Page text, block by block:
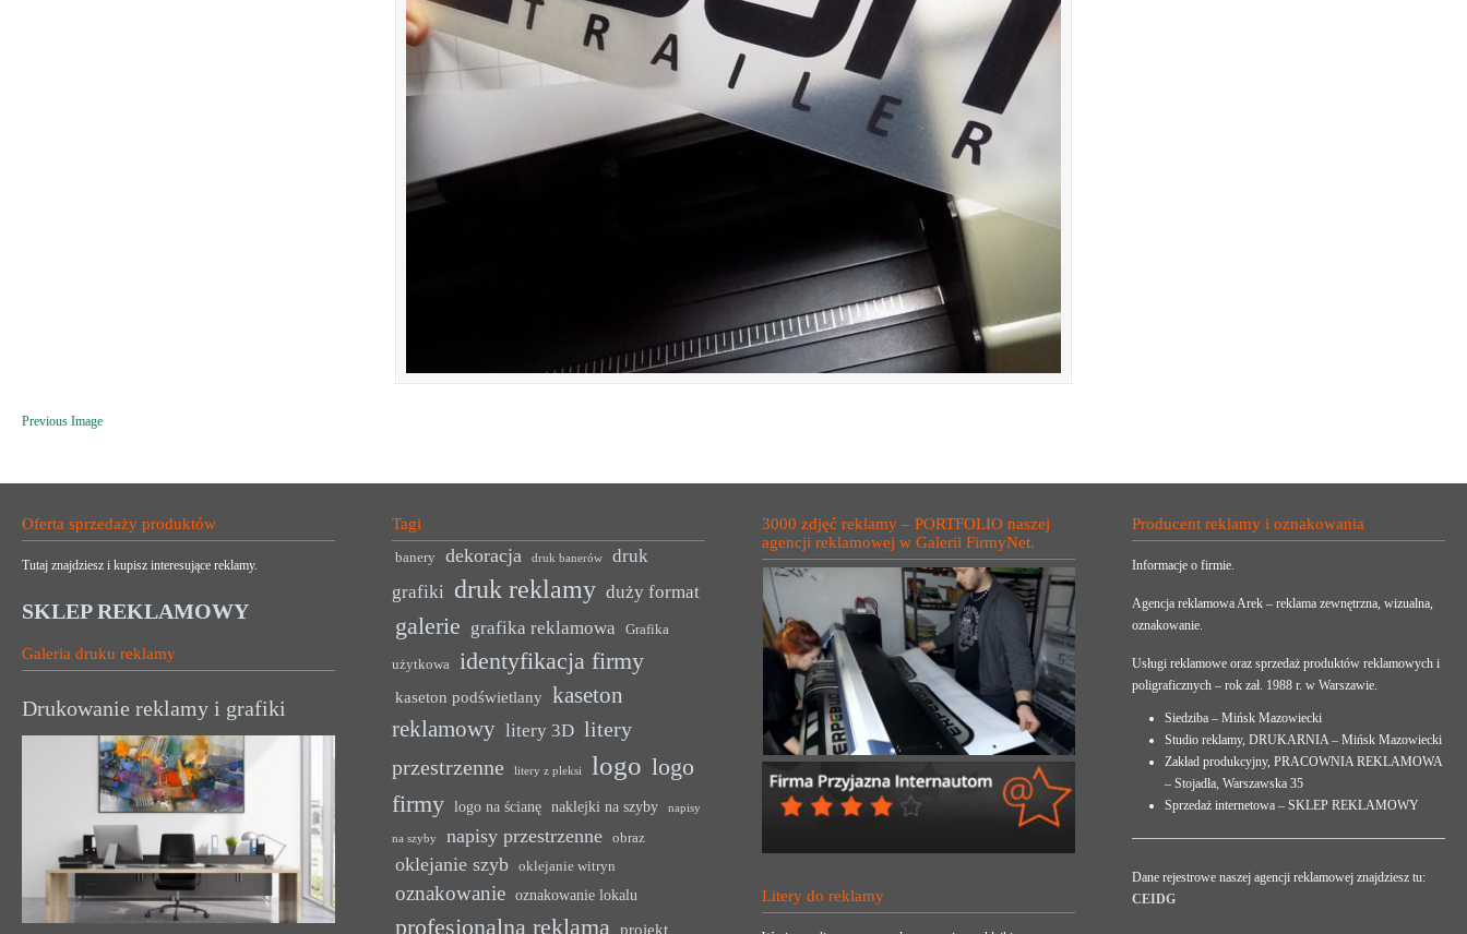
Previous Image
Oferta sprzedaży produktów
Tutaj znajdziesz i kupisz interesujące reklamy.
SKLEP REKLAMOWY
Galeria druku reklamy
Drukowanie reklamy i grafiki
Tagi
banery dekoracja druk banerów
druk
grafiki druk reklamy duży format
galerie grafika reklamowa Grafika
użytkowa identyfikacja firmy
kaseton podświetlany kaseton
reklamowy litery 3D litery
przestrzenne
litery z pleksi logo logo
firmy
logo na ścianę naklejki na szyby napisy
na szyby napisy przestrzenne obraz
oklejanie szyb oklejanie witryn
oznakowanie oznakowanie lokalu
profesjonalna reklama projekt
3000 zdjęć reklamy – PORTFOLIO naszej
agencji reklamowej w Galerii FirmyNet.
Litery do reklamy
Producent reklamy i oznakowania
Informacje o firmie.
Agencja reklamowa Arek – reklama zewnętrzna, wizualna,
oznakowanie.
Usługi reklamowe oraz sprzedaż produktów reklamowych i
poligraficznych – rok zał. 1988 r. w Warszawie.
Siedziba – Mińsk Mazowiecki
Studio reklamy, DRUKARNIA – Mińsk Mazowiecki
Zakład produkcyjny, PRACOWNIA REKLAMOWA
– Stojadła, Warszawska 35
Sprzedaż internetowa – SKLEP REKLAMOWY
Dane rejestrowe naszej agencji reklamowej znajdziesz tu:
CEIDG